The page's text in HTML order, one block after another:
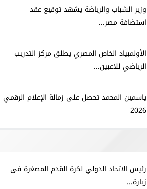
وزير الشباب والرياضة يشهد توقيع عقد
استضافة مصر...
الأولمبياد الخاص المصري يطلق مركز التدريب
الرياضي للاعبين...
ياسمين المحمد تحصل على زمالة الإعلام الرقمي
2026
رئيس الاتحاد الدولي لكرة القدم المصغرة فى
زيارة...